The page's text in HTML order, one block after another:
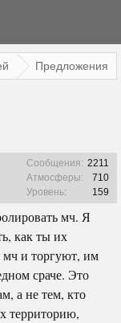
Предложения
Сообщения: 2211
Атмосферы:
710
Уровень:
159
мч. Я
как ты их
мч и торгуют, им
сраче. Это
а не тем, кто
территорию,